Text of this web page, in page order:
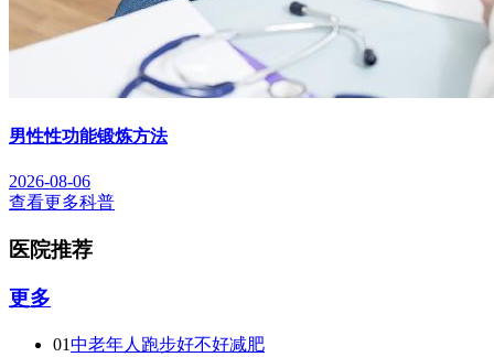
男性性功能锻炼方法
2026-08-06
查看更多科普
医院推荐
更多
01中老年人跑步好不好减肥